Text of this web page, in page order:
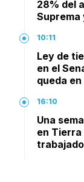
28% del
Suprema
10:11
Ley de
en el
queda
16:10
Una
en Tierra